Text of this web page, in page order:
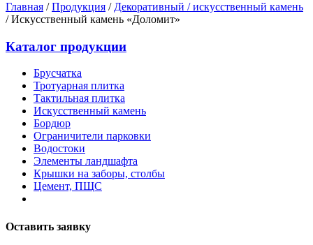
Главная /Продукция / Декоративный / искусственный камень
/Искусственный камень «Доломит»
Каталог продукции
Брусчатка
Тротуарная плитка
Тактильная плитка
Искусственный камень
Бордюр
Ограничители парковки
Водостоки
Элементы ландшафта
Крышки на заборы, столбы
Цемент, ПЩС
Оставить заявку